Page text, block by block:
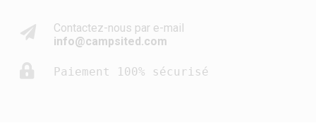
Contactez-nous par e-mail
info@campsited.com
Paiement 100% sécurisé